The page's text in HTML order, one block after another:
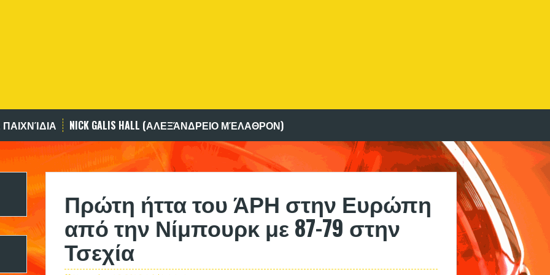
NICK GALIS HALL (ΑΛΕΞΆΝΔΡΕΙΟ ΜΈΛΑΘΡΟΝ)
Πρώτη ήττα του ΆΡΗ στην Ευρώπη
από την Νίμπουρκ με 87-79 στην
Τσεχία